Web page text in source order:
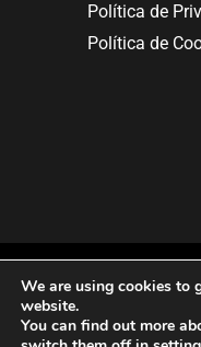
Política de
Política de
Copyright ©
We are using cookies to
website.
You can find out more